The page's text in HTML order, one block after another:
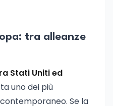
tra alleanze
Stati Uniti ed
uno dei più
Se la